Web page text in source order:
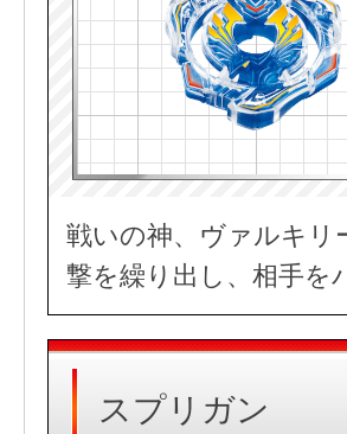
戦いの神、ヴァルキリ
撃を繰り出し、相手を
スプリガン